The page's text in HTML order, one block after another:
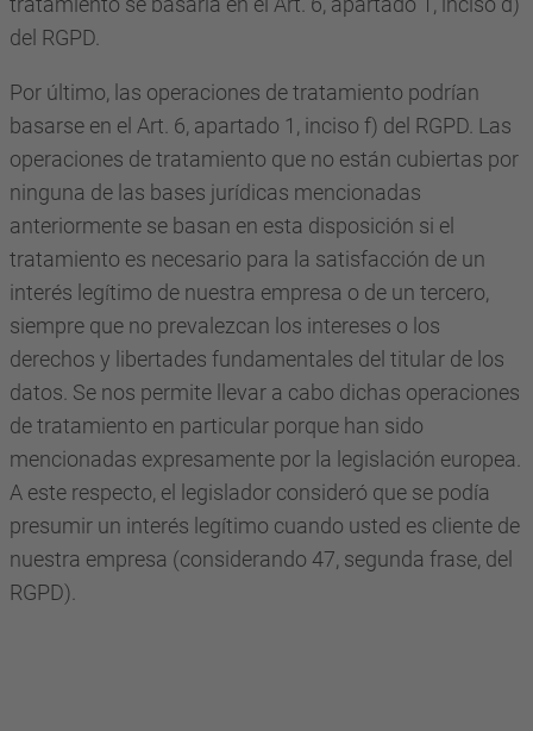
del RGPD.
Por último, las operaciones de tratamiento podrían
basarse en el Art. 6, apartado 1, inciso f) del RGPD. Las
operaciones de tratamiento que no están cubiertas por
ninguna de las bases jurídicas mencionadas
anteriormente se basan en esta disposición si el
tratamiento es necesario para la satisfacción de un
interés legítimo de nuestra empresa o de un tercero,
siempre que no prevalezcan los intereses o los
derechos y libertades fundamentales del titular de los
datos. Se nos permite llevar a cabo dichas operaciones
de tratamiento en particular porque han sido
mencionadas expresamente por la legislación europea.
A este respecto, el legislador consideró que se podía
presumir un interés legítimo cuando usted es cliente de
nuestra empresa (considerando 47, segunda frase, del
RGPD).